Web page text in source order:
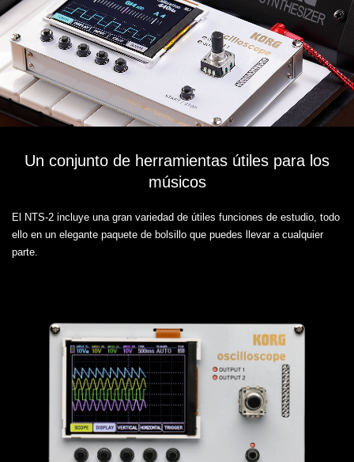
Un conjunto de herramientas útiles para los
músicos
El NTS-2 incluye una gran variedad de útiles funciones de estudio, todo
ello en un elegante paquete de bolsillo que puedes llevar a cualquier
parte.